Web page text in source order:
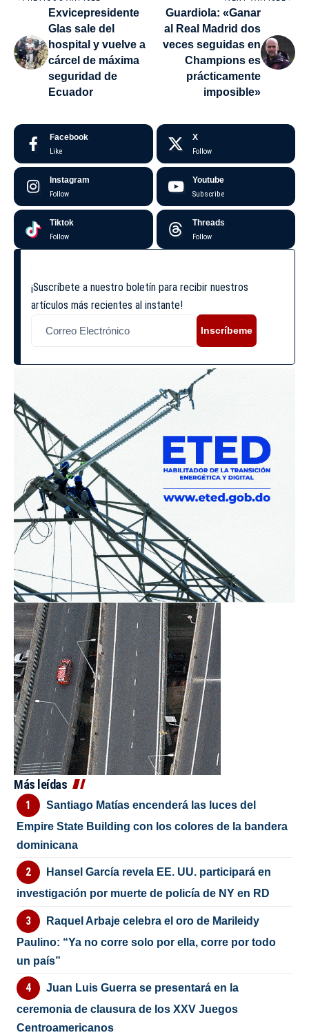
Exvicepresidente
Glas sale del
hospital y vuelve a
cárcel de máxima
seguridad de
Ecuador
Guardiola: «Ganar
al Real Madrid dos
veces seguidas en
Champions es
prácticamente
imposible»
Facebook
Like
X
Follow
Instagram
Follow
Youtube
Subscribe
Tiktok
Follow
Threads
Follow
¡Suscríbete a nuestro boletín para recibir nuestros
artículos más recientes al instante!
Inscríbeme
Más leídas
Santiago Matías encenderá las luces del
Empire State Building con los colores de la bandera
dominicana
Hansel García revela EE. UU. participará en
investigación por muerte de policía de NY en RD
Raquel Arbaje celebra el oro de Marileidy
Paulino: “Ya no corre solo por ella, corre por todo
un país”
Juan Luis Guerra se presentará en la
ceremonia de clausura de los XXV Juegos
Centroamericanos